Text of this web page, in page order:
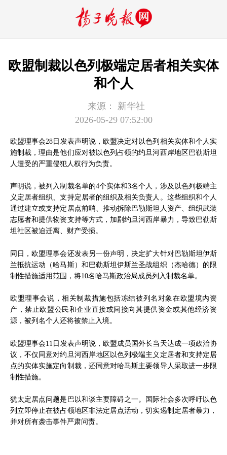
欧盟制裁以色列极端定居者相关实体
和个人
来源：
新华社
2026-05-29 07:52:00
欧盟理事会28日发表声明说，欧盟决定对以色列相关实体和个人实
施制裁，理由是他们应对被以色列占领的约旦河西岸地区巴勒斯坦
人遭受的严重侵犯人权行为负责。
声明说，被列入制裁名单的4个实体和3名个人，涉及以色列极端主
义定居者组织、支持定居者的组织及相关负责人。这些组织和个人
通过建立或支持定居点前哨、推动拆除巴勒斯坦人资产、组织武装
志愿者和提供物资支持等方式，加剧约旦河西岸暴力，导致巴勒斯
坦社区被迫迁离、财产受损。
同日，欧盟理事会还发表另一份声明，决定扩大针对巴勒斯坦伊斯
兰抵抗运动（哈马斯）和巴勒斯坦伊斯兰圣战组织（杰哈德）的限
制性措施适用范围，将10名哈马斯政治局成员列入制裁名单。
欧盟理事会说，相关制裁措施包括冻结被列名对象在欧盟境内资
产，禁止欧盟公民和企业直接或间接向其提供资金或其他经济资
源，被列名个人还将被禁止入境。
欧盟理事会11日发表声明说，欧盟成员国外长当天达成一项政治协
议，不仅同意对约旦河西岸地区以色列极端主义定居者和支持定居
点的实体实施定向制裁，还同意对哈马斯主要领导人采取进一步限
制性措施。
犹太定居点问题是巴以和谈主要障碍之一。国际社会多次呼吁以色
列立即停止在被占领地区非法定居点活动，切实遏制定居者暴力，
并对所有袭击事件严肃问责。